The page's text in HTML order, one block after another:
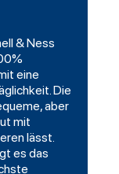
& Ness
eine
Die
aber
mit
lässt.
es das